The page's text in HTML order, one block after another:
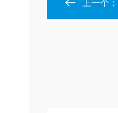
上一个：